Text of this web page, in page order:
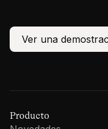
Ver una
Producto